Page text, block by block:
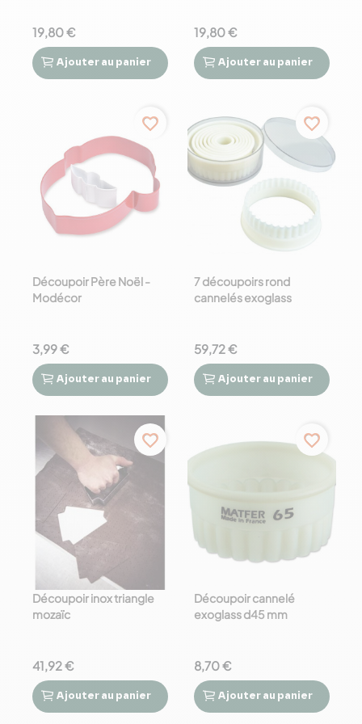
0,00 € - 60,00 €
19,80 €
 
Ajouter au panier
19,80 €
 
Ajouter au panier
favorite_border
Découpoir Père Noël -
Modécor
3,99 €
 
Ajouter au panier
favorite_border
7 découpoirs rond
cannelés exoglass
59,72 €
 
Ajouter au panier
favorite_border
Découpoir inox triangle
mozaïc
41,92 €
 
Ajouter au panier
favorite_border
Découpoir cannelé
exoglass d45 mm
8,70 €
 
Ajouter au panier